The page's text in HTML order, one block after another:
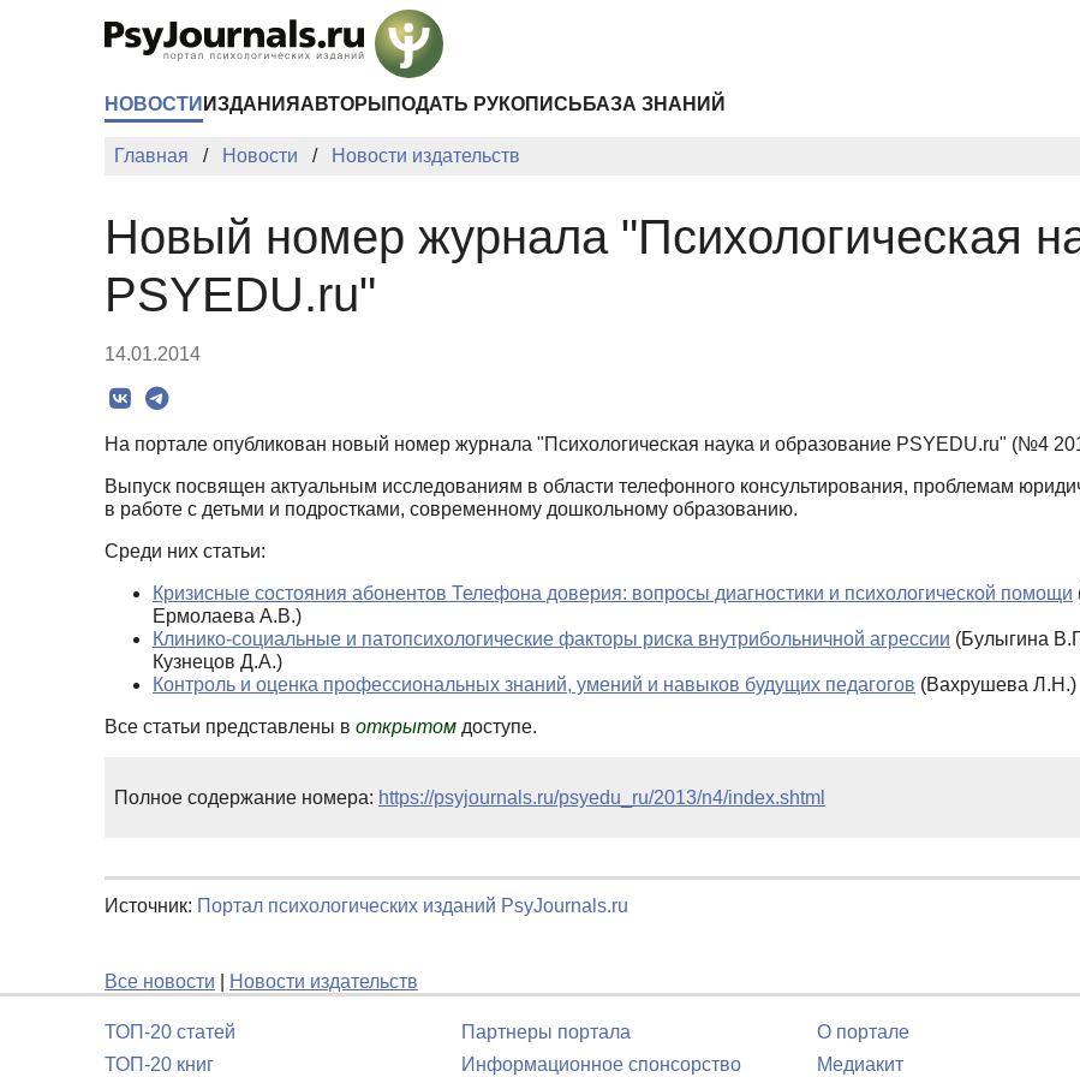
НОВОСТИ ИЗДАНИЯ АВТОРЫ ПОДАТЬ РУКОПИСЬ БАЗА ЗНАНИЙ
Главная Новости Новости издательств
Новый номер журнала "Психологическая
PSYEDU.ru"
14.01.2014
На портале опубликован новый номер журнала "Психологическая наука и образование PSYEDU.ru" (№4
Выпуск посвящен актуальным исследованиям в области телефонного консультирования, проблемам
в работе с детьми и подростками, современному дошкольному образованию.
Среди них статьи:
Кризисные состояния абонентов Телефона доверия: вопросы диагностики и психологической помощи
Ермолаева А.В.)
Клинико-социальные и патопсихологические факторы риска внутрибольничной агрессии (Булыгина
Кузнецов Д.А.)
Контроль и оценка профессиональных знаний, умений и навыков будущих педагогов (Вахрушева Л.Н.)
Все статьи представлены в открытом доступе.
Полное содержание номера: https://psyjournals.ru/psyedu_ru/2013/n4/index.shtml
Источник: Портал психологических изданий PsyJournals.ru
Все новости Новости издательств
ТОП-20 статей
ТОП-20 книг
Партнеры портала
Информационное спонсорство
О портале
Медиакит